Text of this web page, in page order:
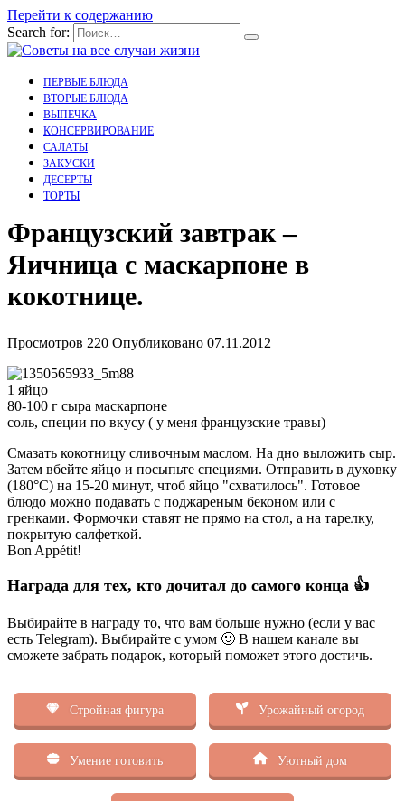
Перейти к содержанию
Search for:
ПЕРВЫЕ БЛЮДА
ВТОРЫЕ БЛЮДА
ВЫПЕЧКА
КОНСЕРВИРОВАНИЕ
САЛАТЫ
ЗАКУСКИ
ДЕСЕРТЫ
ТОРТЫ
Французский завтрак –
Яичница с маскарпоне в
кокотнице.
Просмотров 220 Опубликовано 07.11.2012
1 яйцо
80-100 г сыра маскарпоне
соль, специи по вкусу ( у меня французские травы)
Смазать кокотницу сливочным маслом. На дно выложить сыр.
Затем вбейте яйцо и посыпьте специями. Отправить в духовку
(180°С) на 15-20 минут, чтоб яйцо "схватилось". Готовое
блюдо можно подавать с поджареным беконом или с
гренками. Формочки ставят не прямо на стол, а на тарелку,
покрытую салфеткой.
Bon Appétit!
Награда для тех, кто дочитал до самого конца 👍
Выбирайте в награду то, что вам больше нужно (если у вас
есть Telegram). Выбирайте с умом 🙂 В нашем канале вы
сможете забрать подарок, который поможет этого достичь.
Стройная фигура Урожайный огород
Умение готовить Уютный дом